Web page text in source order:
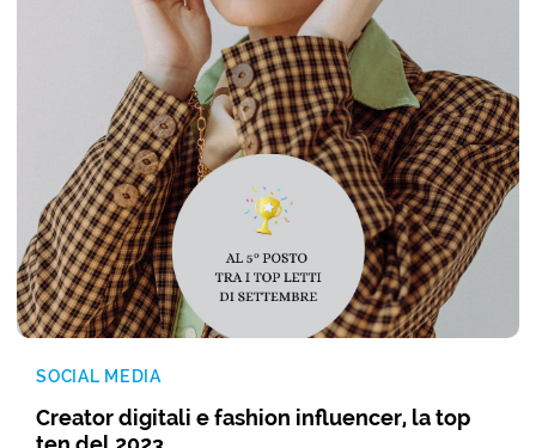
SOCIAL MEDIA
Creator digitali e fashion influencer, la top